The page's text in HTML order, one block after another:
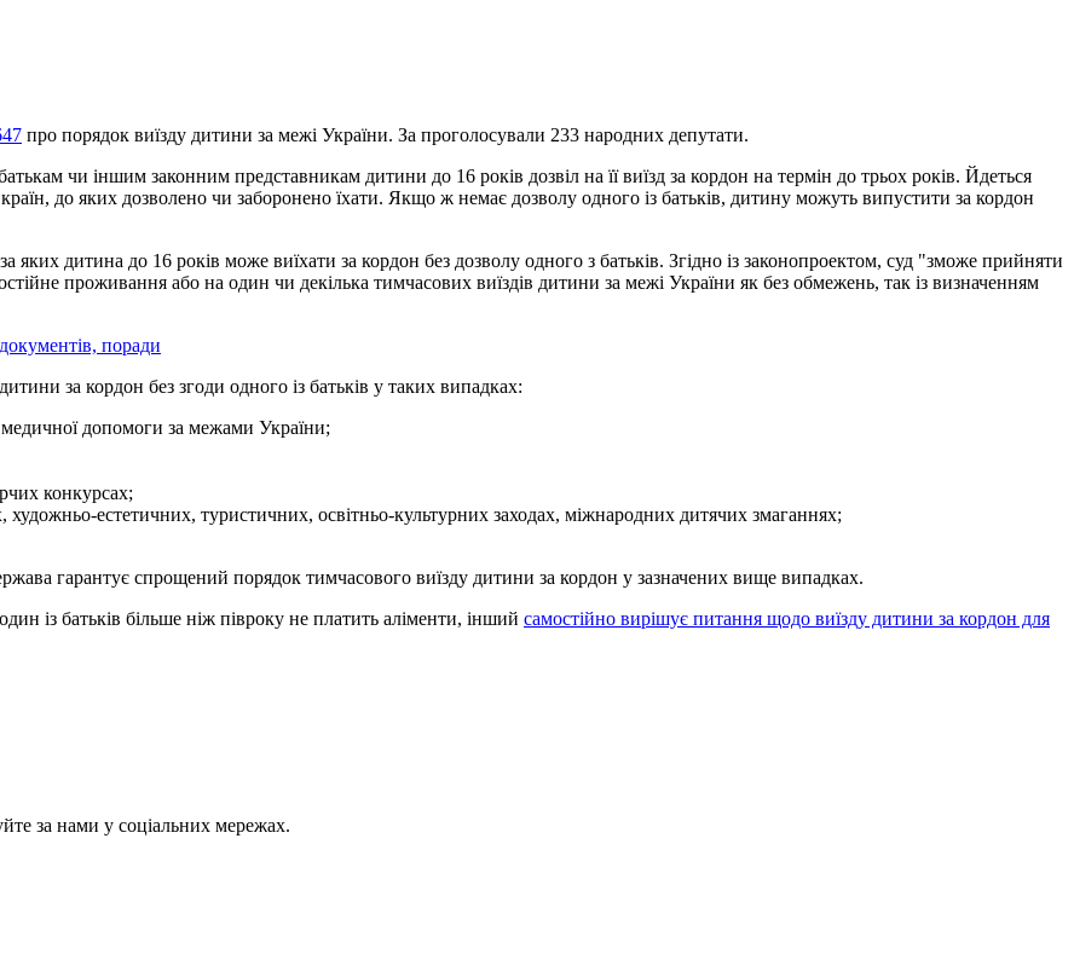
про порядок виїзду дитини за межі України. За проголосували 233 народних депутати.
чи іншим законним представникам дитини до 16 років дозвіл на її виїзд за кордон на термін до трьох років. Йдеться
до яких дозволено чи заборонено їхати. Якщо ж немає дозволу одного із батьків, дитину можуть випустити за кордон
дитина до 16 років може виїхати за кордон без дозволу одного з батьків. Згідно із законопроектом, суд "зможе прийняти
проживання або на один чи декілька тимчасових виїздів дитини за межі України як без обмежень, так із визначенням
поради
за кордон без згоди одного із батьків у таких випадках:
медичної допомоги за межами України;
конкурсах;
художньо-естетичних, туристичних, освітньо-культурних заходах, міжнародних дитячих змаганнях;
гарантує спрощений порядок тимчасового виїзду дитини за кордон у зазначених вище випадках.
із батьків більше ніж півроку не платить аліменти, інший самостійно вирішує питання щодо виїзду дитини за кордон для
за нами у соціальних мережах.